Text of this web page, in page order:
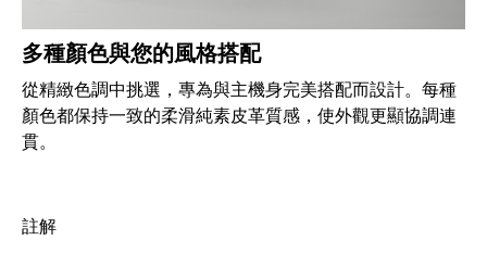
多種顏色與您的風格搭配
從精緻色調中挑選，專為與主機身完美搭配而設計。每種
顏色都保持一致的柔滑純素皮革質感，使外觀更顯協調連
貫。
註解